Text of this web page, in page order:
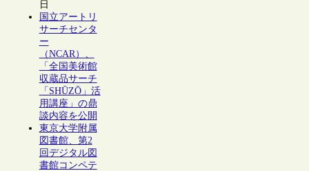
日
国立アートリ
サーチセンタ
ー
（NCAR）、
「全国美術館
収蔵品サーチ
「SHŪZŌ」活
用講座」の鼎
談内容を公開
東京大学附属
図書館、第2
回デジタル図
書館コンペテ